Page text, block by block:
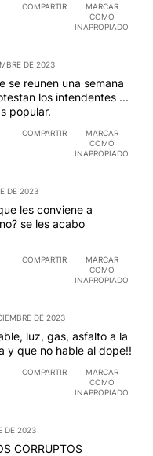
COMPARTIR
MARCAR
COMO
INAPROPIADO
DE 2023
se reunen una semana
los intendentes ...
popular.
COMPARTIR
MARCAR
COMO
INAPROPIADO
DE 2023
les conviene a
se les acabo
COMPARTIR
MARCAR
COMO
INAPROPIADO
DE 2023
luz, gas, asfalto a la
y que no hable al dope!!
COMPARTIR
MARCAR
COMO
INAPROPIADO
DE 2023
CORRUPTOS